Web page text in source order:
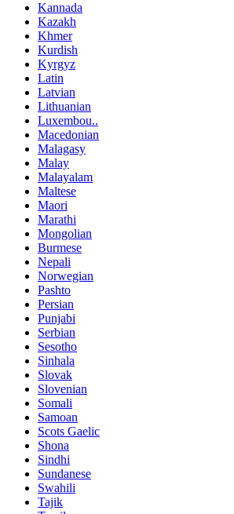
Kannada
Kazakh
Khmer
Kurdish
Kyrgyz
Latin
Latvian
Lithuanian
Luxembou..
Macedonian
Malagasy
Malay
Malayalam
Maltese
Maori
Marathi
Mongolian
Burmese
Nepali
Norwegian
Pashto
Persian
Punjabi
Serbian
Sesotho
Sinhala
Slovak
Slovenian
Somali
Samoan
Scots Gaelic
Shona
Sindhi
Sundanese
Swahili
Tajik